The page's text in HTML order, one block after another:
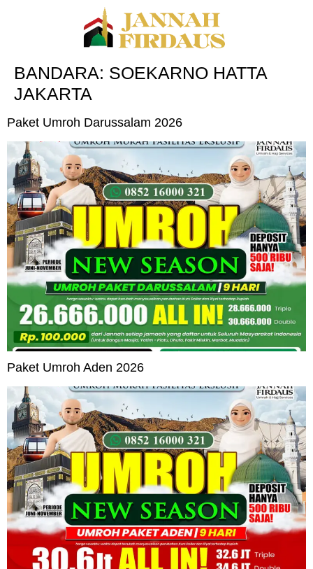
BANDARA: SOEKARNO HATTA
JAKARTA
Paket Umroh Darussalam 2026
Paket Umroh Aden 2026